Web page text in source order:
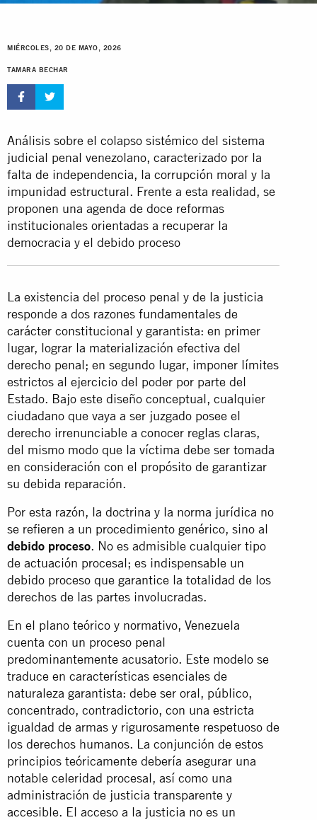
MIÉRCOLES, 20 DE MAYO, 2026
TAMARA BECHAR
Análisis sobre el colapso sistémico del sistema
judicial penal venezolano, caracterizado por la
falta de independencia, la corrupción moral y la
impunidad estructural. Frente a esta realidad, se
proponen una agenda de doce reformas
institucionales orientadas a recuperar la
democracia y el debido proceso
La existencia del proceso penal y de la justicia
responde a dos razones fundamentales de
carácter constitucional y garantista: en primer
lugar, lograr la materialización efectiva del
derecho penal; en segundo lugar, imponer límites
estrictos al ejercicio del poder por parte del
Estado. Bajo este diseño conceptual, cualquier
ciudadano que vaya a ser juzgado posee el
derecho irrenunciable a conocer reglas claras,
del mismo modo que la víctima debe ser tomada
en consideración con el propósito de garantizar
su debida reparación.
Por esta razón, la doctrina y la norma jurídica no
se refieren a un procedimiento genérico, sino al
debido proceso. No es admisible cualquier tipo
de actuación procesal; es indispensable un
debido proceso que garantice la totalidad de los
derechos de las partes involucradas.
En el plano teórico y normativo, Venezuela
cuenta con un proceso penal
predominantemente acusatorio. Este modelo se
traduce en características esenciales de
naturaleza garantista: debe ser oral, público,
concentrado, contradictorio, con una estricta
igualdad de armas y rigurosamente respetuoso de
los derechos humanos. La conjunción de estos
principios teóricamente debería asegurar una
notable celeridad procesal, así como una
administración de justicia transparente y
accesible. El acceso a la justicia no es un